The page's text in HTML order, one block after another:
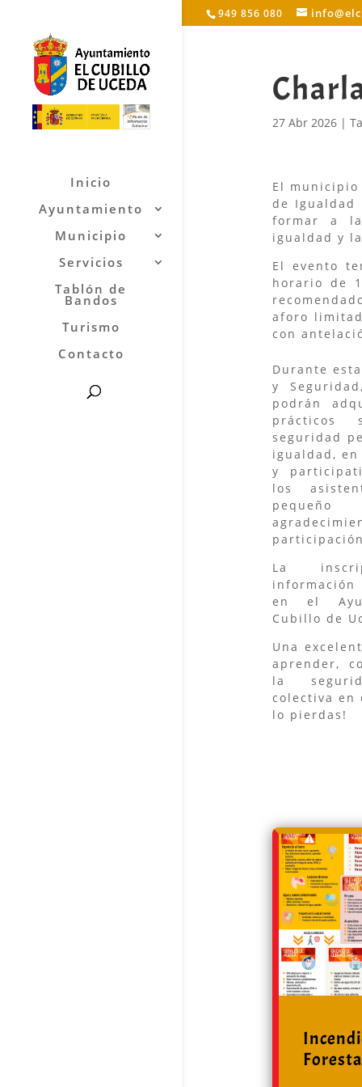
949 856 080
Inicio
Ayuntamiento
Municipio
Servicios
Tablón de
Bandos
Turismo
Contacto
27 Abr 2026|
El
de Igualdad
formar a
igualdad y
El evento
horario de
aforo
con
Durante
y
podrán
prácticos
seguridad
igualdad,
y
los
pequeño
La
en el
Cubillo de
Una
aprender,
la
colectiva en
lo pierdas!